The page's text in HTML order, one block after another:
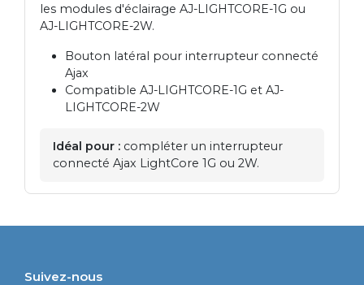
les modules d'éclairage AJ-LIGHTCORE-1G ou
AJ-LIGHTCORE-2W.
Bouton latéral pour interrupteur connecté
Ajax
Compatible AJ-LIGHTCORE-1G et AJ-
LIGHTCORE-2W
Idéal pour : compléter un interrupteur
connecté Ajax LightCore 1G ou 2W.
Suivez-nous